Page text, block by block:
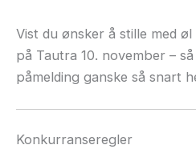
Vist du ønsker å stille med
på Tautra 10. november –
påmelding ganske så snart
Konkurranseregler